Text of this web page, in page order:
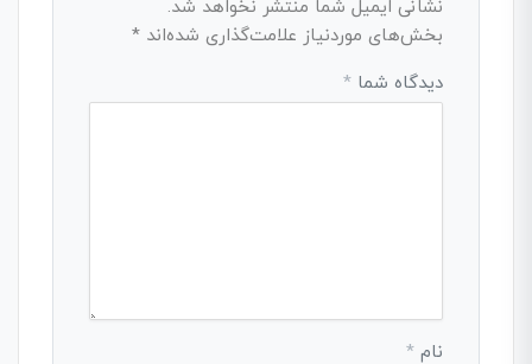
نشانی ایمیل شما منتشر نخواهد شد.
بخش‌های موردنیاز علامت‌گذاری شده‌اند *
دیدگاه شما *
نام *